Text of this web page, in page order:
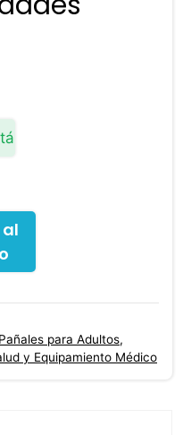
Pañales para Adultos,
y Equipamiento Médico